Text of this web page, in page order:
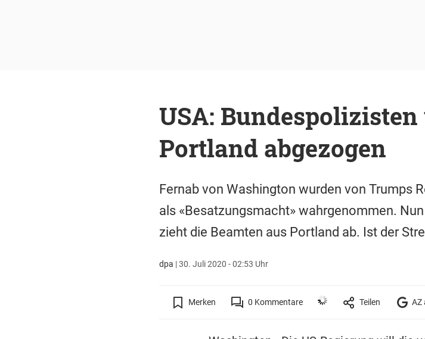
USA:
Portland abgezogen
Fernab von Washington wurden von Trumps
als «Besatzungsmacht» wahrgenommen.
zieht die Beamten aus Portland ab. Ist der
dpa |30. Juli 2020 - 02:53 Uhr
Merken 0 Kommentare Teilen AZ